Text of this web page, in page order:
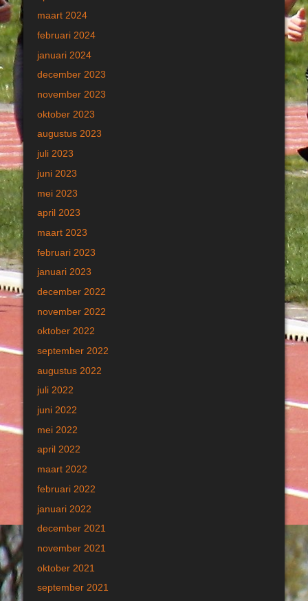
maart 2024
februari 2024
januari 2024
december 2023
november 2023
oktober 2023
augustus 2023
juli 2023
juni 2023
mei 2023
april 2023
maart 2023
februari 2023
januari 2023
december 2022
november 2022
oktober 2022
september 2022
augustus 2022
juli 2022
juni 2022
mei 2022
april 2022
maart 2022
februari 2022
januari 2022
december 2021
november 2021
oktober 2021
september 2021